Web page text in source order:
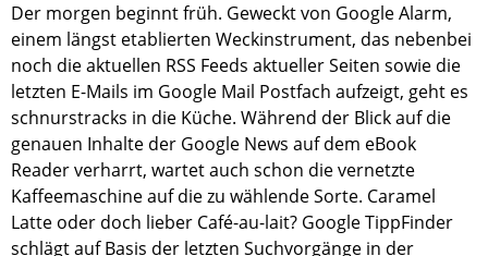
Der morgen beginnt früh. Geweckt von Google Alarm,
einem längst etablierten Weckinstrument, das nebenbei
noch die aktuellen RSS Feeds aktueller Seiten sowie die
letzten E-Mails im Google Mail Postfach aufzeigt, geht es
schnurstracks in die Küche. Während der Blick auf die
genauen Inhalte der Google News auf dem eBook
Reader verharrt, wartet auch schon die vernetzte
Kaffeemaschine auf die zu wählende Sorte. Caramel
Latte oder doch lieber Café-au-lait? Google TippFinder
schlägt auf Basis der letzten Suchvorgänge in der